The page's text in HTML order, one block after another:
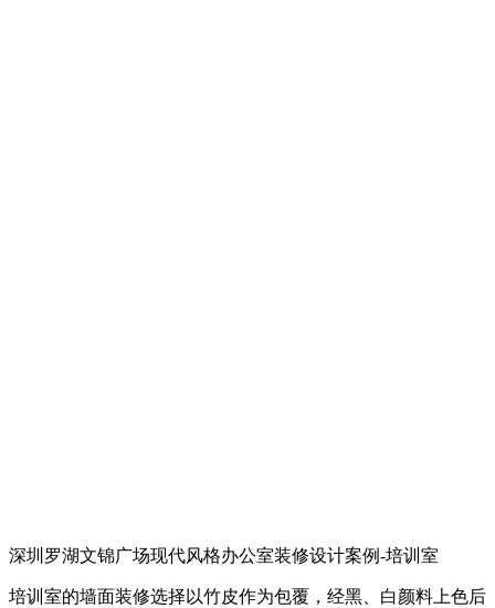
深圳罗湖文锦广场现代风格办公室装修设计案例-培训室
培训室的墙面装修选择以竹皮作为包覆，经黑、白颜料上色后